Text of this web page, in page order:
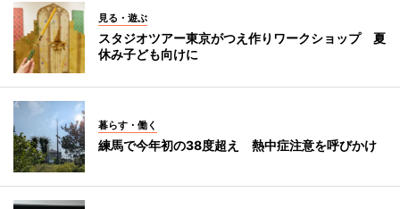
見る・遊ぶ
スタジオツアー東京がつえ作りワークショップ 夏
休み子ども向けに
暮らす・働く
練馬で今年初の38度超え 熱中症注意を呼びかけ